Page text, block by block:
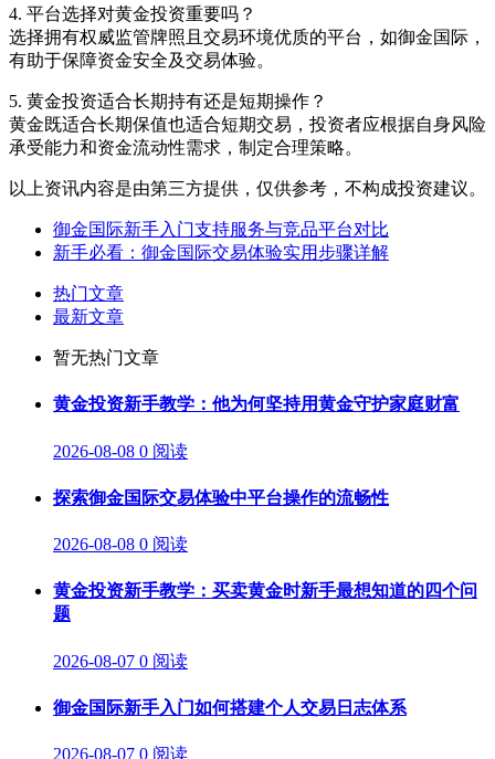
4. 平台选择对黄金投资重要吗？
选择拥有权威监管牌照且交易环境优质的平台，如御金国际，
有助于保障资金安全及交易体验。
5. 黄金投资适合长期持有还是短期操作？
黄金既适合长期保值也适合短期交易，投资者应根据自身风险
承受能力和资金流动性需求，制定合理策略。
以上资讯内容是由第三方提供，仅供参考，不构成投资建议。
御金国际新手入门支持服务与竞品平台对比
新手必看：御金国际交易体验实用步骤详解
热门文章
最新文章
暂无热门文章
黄金投资新手教学：他为何坚持用黄金守护家庭财富
2026-08-08 0 阅读
探索御金国际交易体验中平台操作的流畅性
2026-08-08 0 阅读
黄金投资新手教学：买卖黄金时新手最想知道的四个问
题
2026-08-07 0 阅读
御金国际新手入门如何搭建个人交易日志体系
2026-08-07 0 阅读